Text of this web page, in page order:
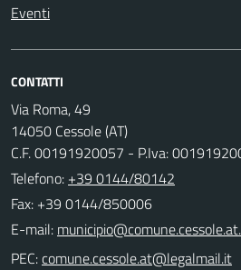
Eventi
CONTATTI
Via Roma, 49
14050 Cessole (AT)
C.F. 00191920057 - P.Iva:
Telefono: +39 0144/80142
Fax: +39 0144/850006
E-mail:
PEC: